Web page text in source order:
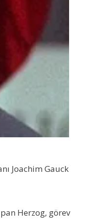
Joachim Gauck
Herzog, görev